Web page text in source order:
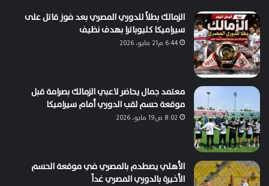
الزمالك بطلاً للدوري المصري بعد فوز قاتل على
سيراميكا كليوباترا بهدف نظيف
6:44 م21 مايو، 2026
معتمد جمال يحاضر لاعبي الزمالك بصرامة قبل
موقعة حسم لقب الدوري أمام سيراميكا
8:02 ص19 مايو، 2026
الأهلي يصطدم بالمصري في موقعة الحسم
الأخيرة بالدوري المصري غداً